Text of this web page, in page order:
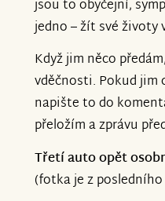
jsou to obyčejní,
jedno – žít své životy
Když jim něco
vděčnosti. Pokud jim
napište to do
přeložím a zprávu
Třetí auto opět
(fotka je z